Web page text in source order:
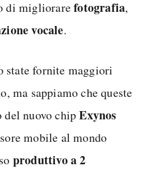
di migliorarefotografia,
vocale.
state fornite maggiori
ma sappiamo che queste
del nuovo chipExynos
mobile al mondo
produttivo a 2